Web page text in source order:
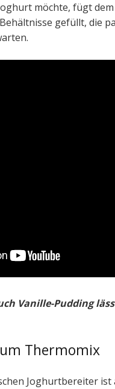
möchte, fügt
gefüllt, die
Vanille-Pudding
Thermomix
Joghurtbereiter